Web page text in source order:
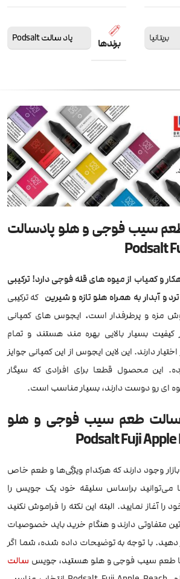
بریتانیا برندها پاد سالت Podsalt
سیب فوجی و هلو پادسالت
Podsalt
و کمیاب از میوه های قله فوجی دارد! ترکیبی
و آبدار به همراه هلو تازه و شیرین که ترکیبی
مزه و پرطرفدار است. ایجوس های کمپانی
کیفیت بسیار بالایی بهره مند هستند و تمام
اختیار دارند. این لاین ایجوس از این کمپانی جوایز
این محصول قطعا برای افرادی که سیگار
ای رو دوست دارند، بسیار مناسب است.
طعم سیب فوجی و هلو
وجود دارند که هرکدام ویژگی‌ها و طعم خاص
می‌توانید براساس سلیقه خود یک جویس را
را آغاز نمایید. البته این نکته را فراموش نکنید
متفاوتی دارند و هنگام خرید باید خصوصیات
دهید. با توجه به توضیحات داده شده، شما اگر
طعم سیب فوجی و هلو هستید، جویس سالت